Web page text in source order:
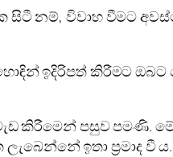
නම්, විවාහ වීමට
ඉදිරිපත් කිරීමට
කිරීමෙන් පසුව පමණි. මේ
ඉතා ප්‍රමාද වී ය.